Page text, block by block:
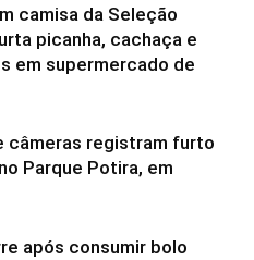
camisa da Seleção
picanha, cachaça e
em supermercado de
câmeras registram furto
Parque Potira, em
após consumir bolo